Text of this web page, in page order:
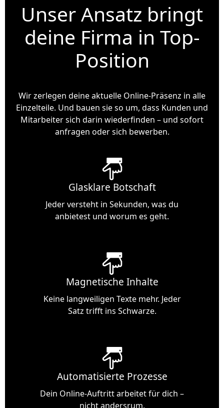
Unser Ansatz bringt
deine Firma in Top-
Position
Wir zerlegen deine aktuelle Online-Präsenz in alle
Einzelteile. Und bauen sie so um, dass Kunden und
Mitarbeiter sich darin wiederfinden – und sofort
anfragen oder sich bewerben.
Glasklare Botschaft
Jeder versteht in Sekunden, was du
anbietest und worum es geht.
Magnetische Inhalte
Keine langweiligen Texte mehr. Jeder
Satz trifft ins Schwarze.
Automatisierte Prozesse
Dein Online-Auftritt arbeitet für dich –
nicht andersrum.